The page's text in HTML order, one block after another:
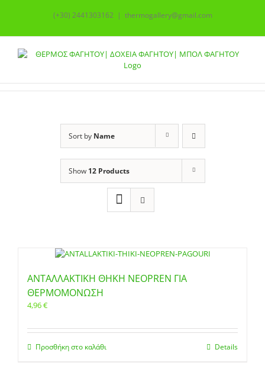
(+30) 2441303162 | thermogallery@gmail.com
Sort by Name
Show 12 Products
ΑΝΤΑΛΛΑΚΤΙΚΗ ΘΗΚΗ NEOPREN ΓΙΑ
ΘΕΡΜΟΜΟΝΩΣΗ
4,96€
Προσθήκη στο καλάθι Details